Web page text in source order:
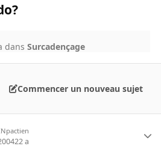
dansSurcadençage
Commencer un nouveau sujet
22 a